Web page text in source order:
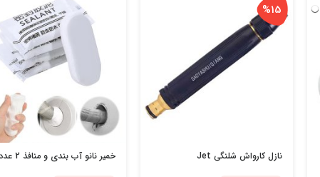
%15
نازل کارواش شلنگی Jet خمیر نانو آب بندی و منافذ 2 عددی